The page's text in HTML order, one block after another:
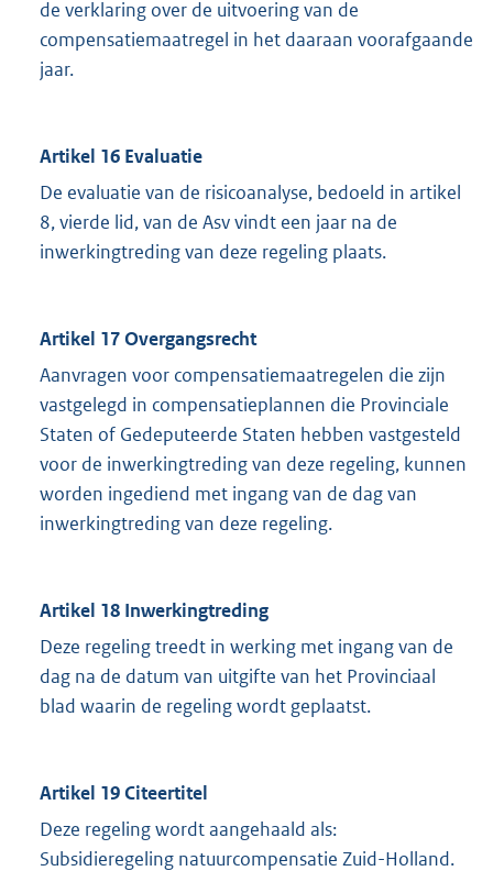
de verklaring over de uitvoering van de
compensatiemaatregel in het daaraan voorafgaande
jaar.
Artikel 16 Evaluatie
De evaluatie van de risicoanalyse, bedoeld in artikel
8, vierde lid, van de Asv vindt een jaar na de
inwerkingtreding van deze regeling plaats.
Artikel 17 Overgangsrecht
Aanvragen voor compensatiemaatregelen die zijn
vastgelegd in compensatieplannen die Provinciale
Staten of Gedeputeerde Staten hebben vastgesteld
voor de inwerkingtreding van deze regeling, kunnen
worden ingediend met ingang van de dag van
inwerkingtreding van deze regeling.
Artikel 18 Inwerkingtreding
Deze regeling treedt in werking met ingang van de
dag na de datum van uitgifte van het Provinciaal
blad waarin de regeling wordt geplaatst.
Artikel 19 Citeertitel
Deze regeling wordt aangehaald als:
Subsidieregeling natuurcompensatie Zuid-Holland.